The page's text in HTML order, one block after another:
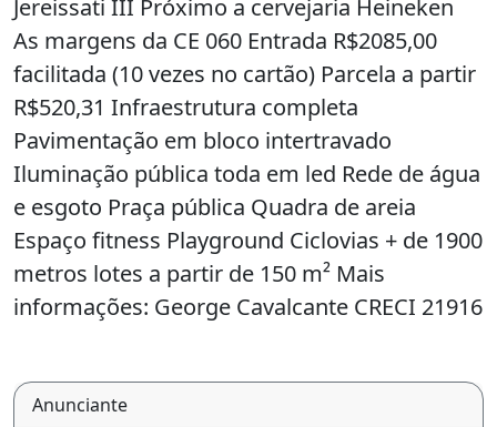
Jereissati III Próximo a cervejaria Heineken
As margens da CE 060 Entrada R$2085,00
facilitada (10 vezes no cartão) Parcela a partir
R$520,31 Infraestrutura completa
Pavimentação em bloco intertravado
Iluminação pública toda em led Rede de água
e esgoto Praça pública Quadra de areia
Espaço fitness Playground Ciclovias + de 1900
metros lotes a partir de 150 m² Mais
informações: George Cavalcante CRECI 21916
Nunca desista de lutar.
Anunciante